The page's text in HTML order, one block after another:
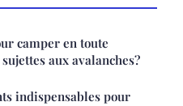
camper en toute
aux avalanches?
indispensables pour